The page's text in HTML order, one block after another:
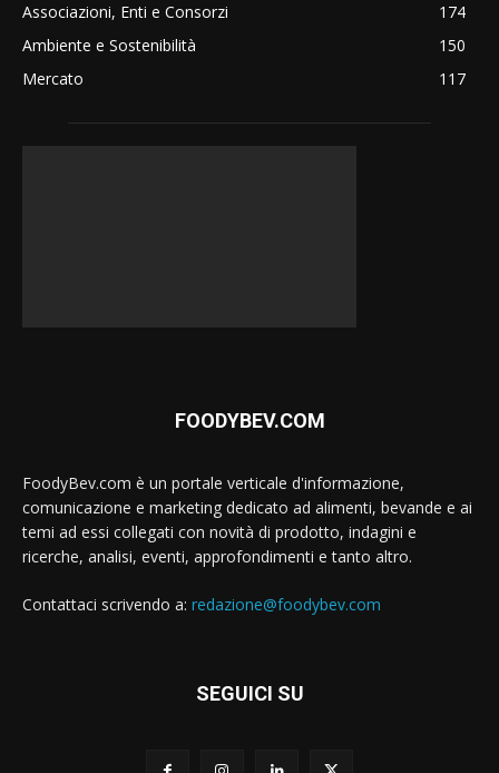
Associazioni, Enti e Consorzi
174
Ambiente e Sostenibilità
150
Mercato
117
FOODYBEV.COM
FoodyBev.com è un portale verticale d'informazione,
comunicazione e marketing dedicato ad alimenti, bevande e ai
temi ad essi collegati con novità di prodotto, indagini e
ricerche, analisi, eventi, approfondimenti e tanto altro.
Contattaci scrivendo a: redazione@foodybev.com
SEGUICI SU